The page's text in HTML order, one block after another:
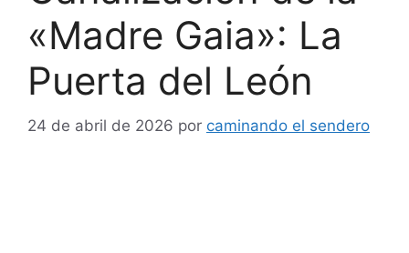
«Madre Gaia»: La
Puerta del León
24 de abril de 2026 por caminando el sendero